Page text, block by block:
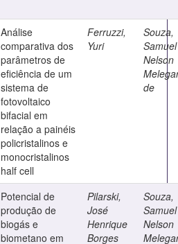
Análise
comparativa dos
parâmetros de
eficiência de um
sistema de
fotovoltaico
bifacial em
relação a painéis
policristalinos e
monocristalinos
half cell
Ferruzzi,
Yuri
Souza,
Samuel
Nelson
de
Potencial de
produção de
biogás e
biometano em
Pilarski,
José
Henrique
Borges
Souza,
Samuel
Nelson